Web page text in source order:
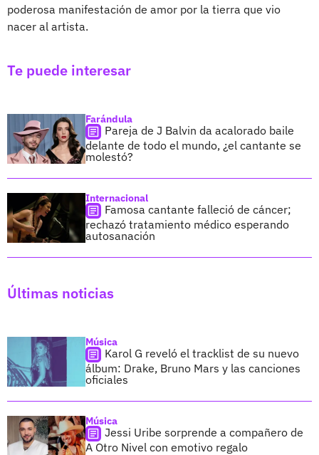
poderosa manifestación de amor por la tierra que vio
nacer al artista.
Te puede interesar
Farándula
Pareja de J Balvin da acalorado baile
delante de todo el mundo, ¿el cantante se
molestó?
Internacional
Famosa cantante falleció de cáncer;
rechazó tratamiento médico esperando
autosanación
Últimas noticias
Música
Karol G reveló el tracklist de su nuevo
álbum: Drake, Bruno Mars y las canciones
oficiales
Música
Jessi Uribe sorprende a compañero de
A Otro Nivel con emotivo regalo